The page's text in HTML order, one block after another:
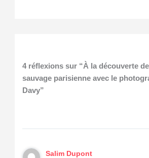
4 réflexions sur “À la découverte
sauvage parisienne avec le
Davy”
Salim Dupont